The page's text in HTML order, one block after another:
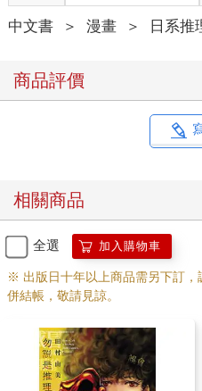
中文書 ＞ 漫畫 ＞ 日系推
商品評價
相關商品
全選 加入購物車
※ 出版日十年以上商品需另下訂，
併結帳，敬請見諒。